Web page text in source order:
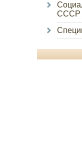
СССР